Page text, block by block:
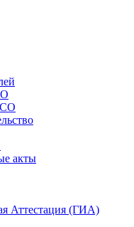
СО
акты
Аттестация (ГИА)